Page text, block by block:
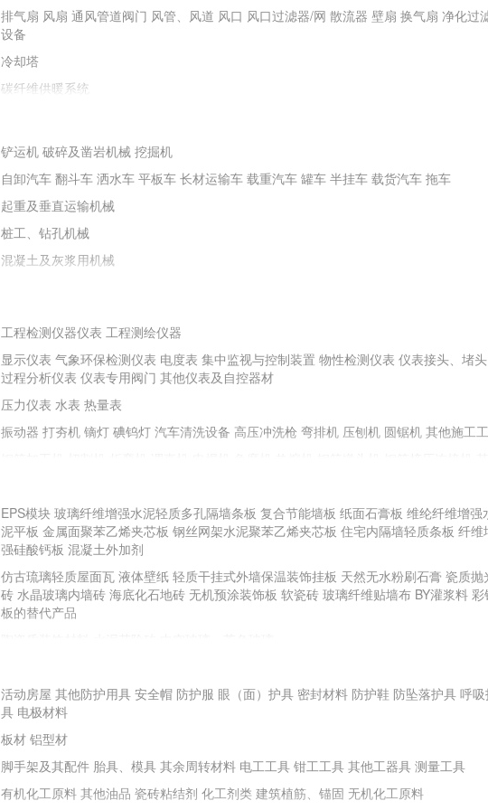
排气扇 风扇 通风管道阀门 风管、风道 风口 风口过滤器/网 散流器 壁扇 换气扇 净化过
设备
冷却塔
碳纤维供暖系统
铲运机 破碎及凿岩机械 挖掘机
自卸汽车 翻斗车 洒水车 平板车 长材运输车 载重汽车 罐车 半挂车 载货汽车 拖车
起重及垂直运输机械
桩工、钻孔机械
混凝土及灰浆用机械
动力机械
钻探及地下工程机械 螺旋钻机 冲击器 潜水电钻机 水井钻机 勘探钻机 非开挖钻机 矿山
机 钻杆钻具 其他钻探及地下工程机械
工程检测仪器仪表 工程测绘仪器
显示仪表 气象环保检测仪表 电度表 集中监视与控制装置 物性检测仪表 仪表接头、堵头
过程分析仪表 仪表专用阀门 其他仪表及自控器材
压力仪表 水表 热量表
振动器 打夯机 镝灯 碘钨灯 汽车清洗设备 高压冲洗枪 弯排机 压刨机 圆锯机 其他施工
电动工具
手动工具 其他手动工具
水准仪 经纬仪 全站仪 游标卡尺
压力试验机 CBR土壤强度试验仪 土壤液塑限测定仪 土壤击实仪 砼试件标养箱 电子天平
砼回弹仪 水泥安定性测定仪 水泥凝结时间测定仪 其他试验仪器
EPS模块 玻璃纤维增强水泥轻质多孔隔墙条板 复合节能墙板 纸面石膏板 维纶纤维增强
泥平板 金属面聚苯乙烯夹芯板 钢丝网架水泥聚苯乙烯夹芯板 住宅内隔墙轻质条板 纤维
强硅酸钙板 混凝土外加剂
仿古琉璃轻质屋面瓦 液体壁纸 轻质干挂式外墙保温装饰挂板 天然无水粉刷石膏 瓷质抛
砖 水晶玻璃内墙砖 海底化石地砖 无机预涂装饰板 软瓷砖 玻璃纤维贴墙布 BY灌浆料 彩
板的替代产品
装饰性金属表面膜 耐火钢 新型不锈钢 耐腐蚀性铝质装饰材料 高耐蚀性金属及钛合金建
活动房屋 其他防护用具 安全帽 防护服 眼（面）护具 密封材料 防护鞋 防坠落护具 呼
具 电极材料
板材 铝型材
脚手架及其配件 胎具、模具 其余周转材料 电工工具 钳工工具 其他工器具 测量工具
有机化工原料 其他油品 瓷砖粘结剂 化工剂类 建筑植筋、锚固 无机化工原料